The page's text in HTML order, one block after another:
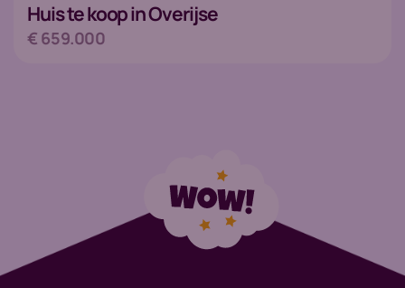
Huiste koop in Overijse
€ 659.000